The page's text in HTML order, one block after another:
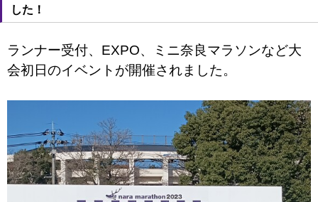
した！
ランナー受付、EXPO、ミニ奈良マラソンなど大
会初日のイベントが開催されました。